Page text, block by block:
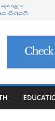
ପ୍ରସ୍ତୁତ
ଓଡ଼ିଶା